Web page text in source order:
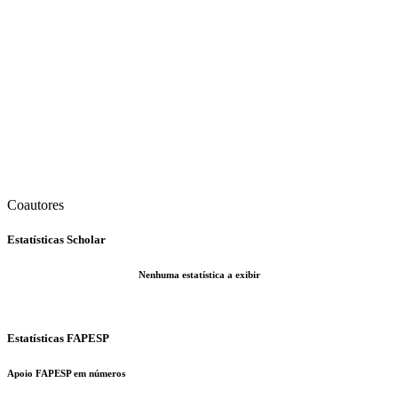
Coautores
Estatísticas Scholar
Nenhuma estatística a exibir
Estatísticas FAPESP
Apoio FAPESP em números